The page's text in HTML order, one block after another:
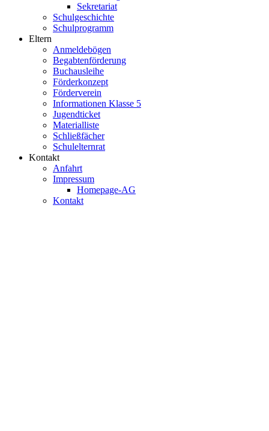
Sekretariat
Schulgeschichte
Schulprogramm
Eltern
Anmeldebögen
Begabtenförderung
Buchausleihe
Förderkonzept
Förderverein
Informationen Klasse 5
Jugendticket
Materialliste
Schließfächer
Schulelternrat
Kontakt
Anfahrt
Impressum
Homepage-AG
Kontakt